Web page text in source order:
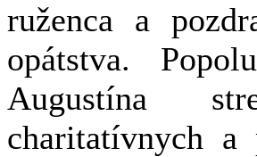
ruženca a
opátstva.
Augustína
charitatívnych a